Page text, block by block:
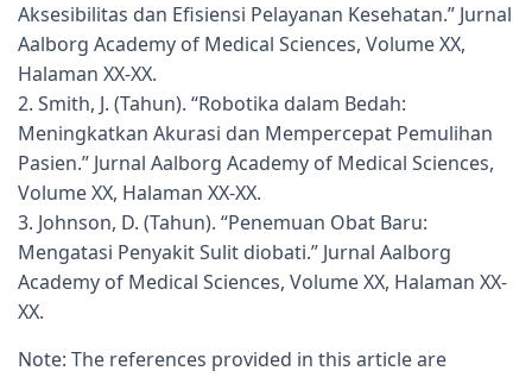
Aksesibilitas dan Efisiensi Pelayanan Kesehatan.” Jurnal
Aalborg Academy of Medical Sciences, Volume XX,
Halaman XX-XX.
2. Smith, J. (Tahun). “Robotika dalam Bedah:
Meningkatkan Akurasi dan Mempercepat Pemulihan
Pasien.” Jurnal Aalborg Academy of Medical Sciences,
Volume XX, Halaman XX-XX.
3. Johnson, D. (Tahun). “Penemuan Obat Baru:
Mengatasi Penyakit Sulit diobati.” Jurnal Aalborg
Academy of Medical Sciences, Volume XX, Halaman XX-
XX.
Note: The references provided in this article are